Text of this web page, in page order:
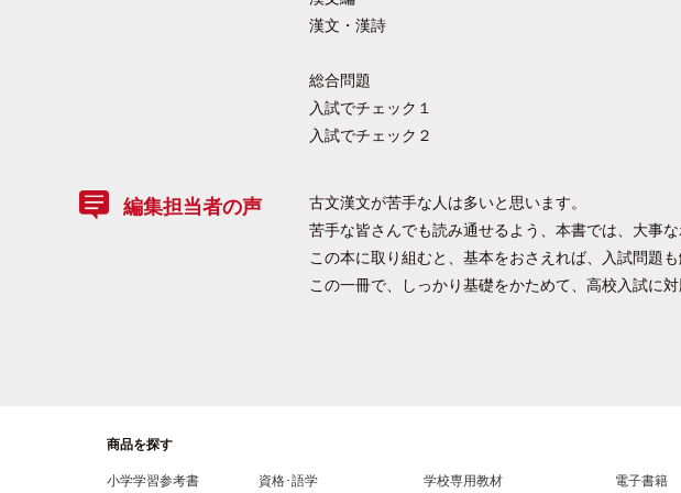
漢文・漢詩
総合問題
入試でチェック１
入試でチェック２
編集担当者の声
古文漢文が苦手な人は多いと思います。
苦手な皆さんでも読み通せるよう、本書では、大事
この本に取り組むと、基本をおさえれば、入試問題
この一冊で、しっかり基礎をかためて、高校入試に
商品を探す
小学学習参考書 資格･語学 学校専用教材 電子書籍